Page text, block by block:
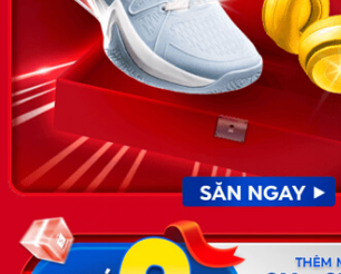
KẾT NỐI
Giấy
việc làm
GP do
binh